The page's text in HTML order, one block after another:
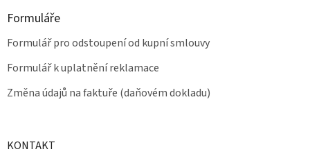
Formuláře
Formulář pro odstoupení od kupní smlouvy
Formulář k uplatnění reklamace
Změna údajů na faktuře (daňovém dokladu)
KONTAKT